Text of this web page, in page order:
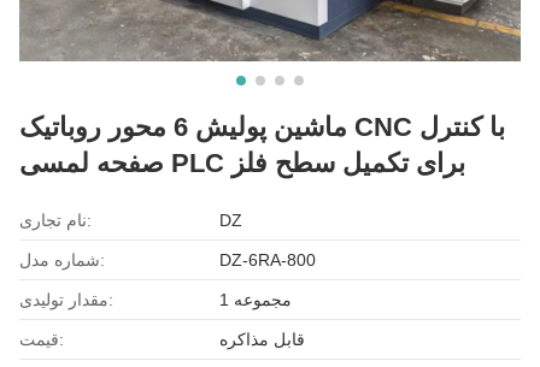
ماشین پولیش 6 محور روباتیک CNC با کنترل
صفحه لمسی PLC برای تکمیل سطح فلز
نام تجاری: DZ
شماره مدل: DZ-6RA-800
مقدار تولیدی: 1 مجموعه
قیمت: قابل مذاکره